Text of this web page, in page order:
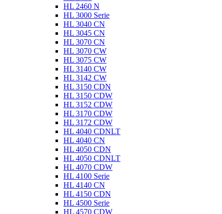
HL 2460 N
HL 3000 Serie
HL 3040 CN
HL 3045 CN
HL 3070 CN
HL 3070 CW
HL 3075 CW
HL 3140 CW
HL 3142 CW
HL 3150 CDN
HL 3150 CDW
HL 3152 CDW
HL 3170 CDW
HL 3172 CDW
HL 4040 CDNLT
HL 4040 CN
HL 4050 CDN
HL 4050 CDNLT
HL 4070 CDW
HL 4100 Serie
HL 4140 CN
HL 4150 CDN
HL 4500 Serie
HL 4570 CDW